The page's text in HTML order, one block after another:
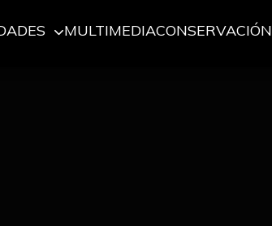
MULTIMEDIACONSERVACIÓN